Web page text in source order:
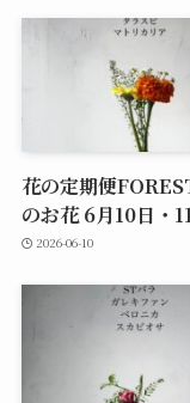
花の定期便
のお花 6月10日・
2026-06-10